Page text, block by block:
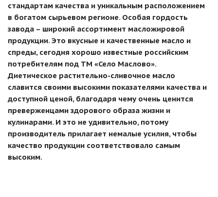
стандартам качества и уникальным расположением
в богатом сырьевом регионе. Особая гордость
завода – широкий ассортимент масложировой
продукции. Это вкусные и качественные масло и
спреды, сегодня хорошо известные российским
потребителям под ТМ «Село Маслово».
Диетическое растительно-сливочное масло
славится своими высокими показателями качества и
доступной ценой, благодаря чему очень ценится
преверженцами здорового образа жизни и
кулинарами. И это не удивительно, потому
производитель прилагает немалые усилия, чтобы
качество продукции соответствовало самым
высоким.